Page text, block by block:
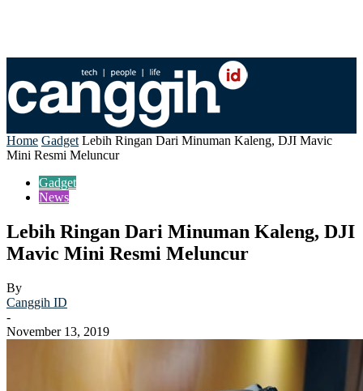
Home Gadget Lebih Ringan Dari Minuman Kaleng, DJI Mavic
Mini Resmi Meluncur
Gadget
News
Lebih Ringan Dari Minuman Kaleng, DJI
Mavic Mini Resmi Meluncur
By
Canggih ID
-
November 13, 2019